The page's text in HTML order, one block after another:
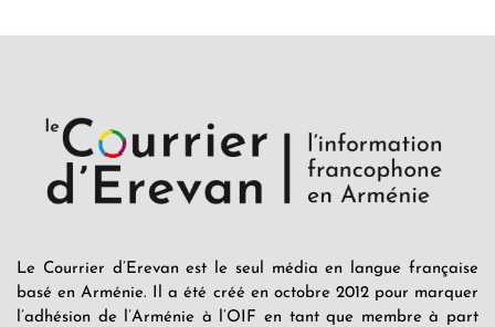
Le Courrier d’Erevan est le seul média en langue française
basé en Arménie. Il a été créé en octobre 2012 pour marquer
l’adhésion de l’Arménie à l’OIF en tant que membre à part